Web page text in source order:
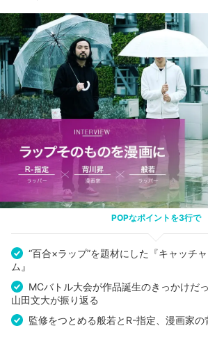
POPなポイントを3行で
“百合×ラップ”を題材にした『キャッチ
ム』
MCバトル大会が作品誕生のきっかけだ
山田文大が振り返る
監修をつとめる般若とR-指定、漫画家